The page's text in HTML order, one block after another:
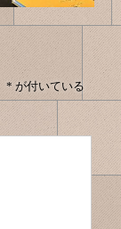
*が付いている